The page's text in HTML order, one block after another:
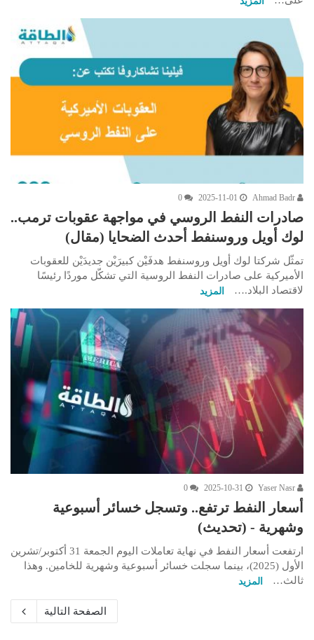
2025-11-01
0
صادرات النفط الروسي في مواجهة عقوبات ترمب..
لوك أويل وروسنفط أحدث الضحايا (مقال)
تمثّل شركتا لوك أويل وروسنفط هدفَيْن كبيرَيْن جديدَيْن للعقوبات
الأميركية على صادرات النفط الروسية التي تشكّل موردًا رئيسًا
لاقتصاد البلاد.…
المزيد
2025-10-31
0
أسعار النفط ترتفع.. وتسجل خسائر أسبوعية
وشهرية - (تحديث)
ارتفعت أسعار النفط في نهاية تعاملات اليوم الجمعة 31 أكتوبر/تشرين
الأول (2025)، بينما سجلت خسائر أسبوعية وشهرية للخامين. وهذا
ثالث…
المزيد
الصفحة التالية